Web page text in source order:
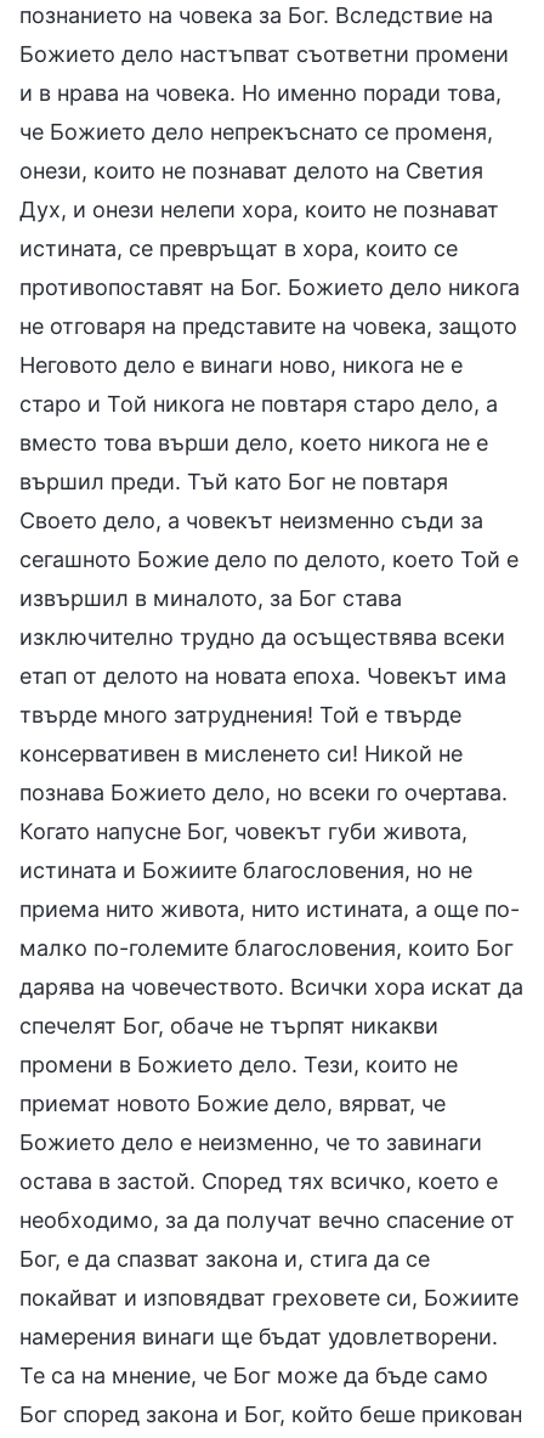
познанието на човека за Бог. Вследствие на
Божието дело настъпват съответни промени
и в нрава на човека. Но именно поради това,
че Божието дело непрекъснато се променя,
онези, които не познават делото на Светия
Дух, и онези нелепи хора, които не познават
истината, се превръщат в хора, които се
противопоставят на Бог. Божието дело никога
не отговаря на представите на човека, защото
Неговото дело е винаги ново, никога не е
старо и Той никога не повтаря старо дело, а
вместо това върши дело, което никога не е
вършил преди. Тъй като Бог не повтаря
Своето дело, а човекът неизменно съди за
сегашното Божие дело по делото, което Той е
извършил в миналото, за Бог става
изключително трудно да осъществява всеки
етап от делото на новата епоха. Човекът има
твърде много затруднения! Той е твърде
консервативен в мисленето си! Никой не
познава Божието дело, но всеки го очертава.
Когато напусне Бог, човекът губи живота,
истината и Божиите благословения, но не
приема нито живота, нито истината, а още по-
малко по-големите благословения, които Бог
дарява на човечеството. Всички хора искат да
спечелят Бог, обаче не търпят никакви
промени в Божието дело. Тези, които не
приемат новото Божие дело, вярват, че
Божието дело е неизменно, че то завинаги
остава в застой. Според тях всичко, което е
необходимо, за да получат вечно спасение от
Бог, е да спазват закона и, стига да се
покайват и изповядват греховете си, Божиите
намерения винаги ще бъдат удовлетворени.
Те са на мнение, че Бог може да бъде само
Бог според закона и Бог, който беше прикован